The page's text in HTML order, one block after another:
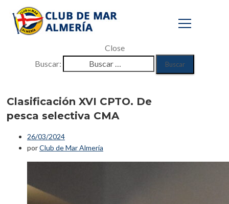
Close
Buscar:
CPTO. De pesca
selectiva CMA
Inicio
Clasificación XVI CPTO. De pesca
Clasificación XVI CPTO. De
pesca selectiva CMA
26/03/2024
porClub de Mar Almería